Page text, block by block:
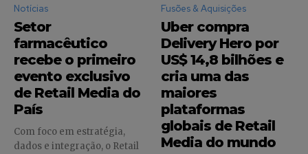
INSCREVA-SE
Li e aceito a Política de Privacidade.
Notícias
Setor
farmacêutico
recebe o primeiro
evento exclusivo
de Retail Media do
País
Com foco em estratégia,
dados e integração, o Retail
Fusões & Aquisições
Uber compra
Delivery Hero por
US$ 14,8 bilhões e
cria uma das
maiores
plataformas
globais de Retail
Media do mundo